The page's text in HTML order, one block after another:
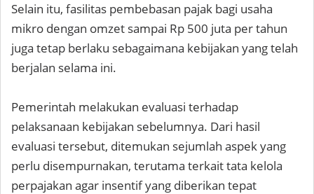
Selain itu, fasilitas pembebasan pajak bagi usaha
mikro dengan omzet sampai Rp 500 juta per tahun
juga tetap berlaku sebagaimana kebijakan yang telah
berjalan selama ini.
Pemerintah melakukan evaluasi terhadap
pelaksanaan kebijakan sebelumnya. Dari hasil
evaluasi tersebut, ditemukan sejumlah aspek yang
perlu disempurnakan, terutama terkait tata kelola
perpajakan agar insentif yang diberikan tepat